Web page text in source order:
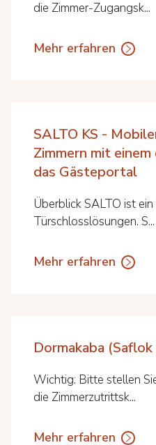
die Zimmer-Zugangsk...
Mehr erfahren
SALTO KS -
Zimmern mit
das Gästeportal
Überblick SALTO ist
Türschlosslösungen. S...
Mehr erfahren
Dormakaba
Wichtig: Bitte stellen
die Zimmerzutrittsk...
Mehr erfahren